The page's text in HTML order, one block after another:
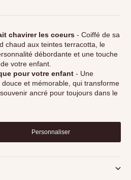
chavirer les coeurs - Coiffé de sa
chaud aux teintes terracotta, le
débordante et une touche
votre enfant.
pour votre enfant - Une
et mémorable, qui transforme
ancré pour toujours dans le
Personnaliser